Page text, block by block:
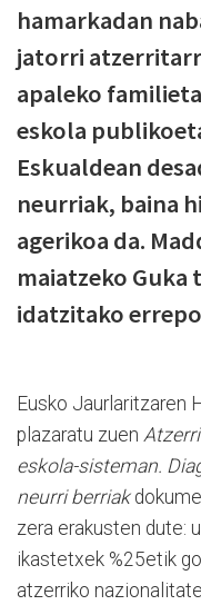
hamarkadan
jatorri
apaleko
eskola
Eskualdean
neurriak, baina
agerikoa da.
maiatzeko
idatzitako
Eusko Jaurlaritzaren
plazaratu zuen
eskola-sisteman.
neurri berriak
zera erakusten dute:
ikastetxek %25etik
atzerriko